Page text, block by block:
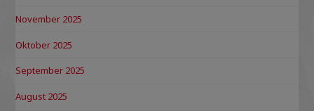
November 2025
Oktober 2025
September 2025
August 2025